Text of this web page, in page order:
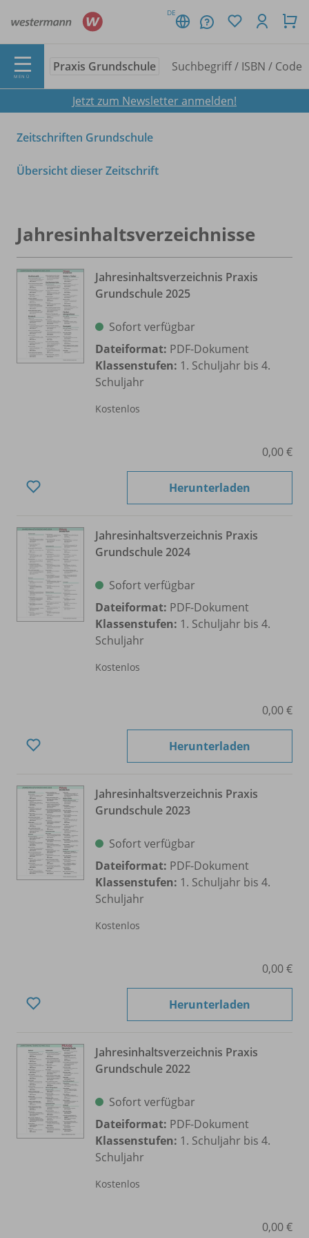
DE
MENÜ
Praxis Grundschule
Jetzt zum Newsletter anmelden!
Zeitschriften Grundschule
Übersicht dieser Zeitschrift
Jahresinhaltsverzeichnisse
Jahresinhaltsverzeichnis Praxis
Grundschule 2025
Sofort verfügbar
Dateiformat: PDF-Dokument
Klassenstufen: 1. Schuljahr bis 4.
Schuljahr
Kostenlos
0,00 €
Herunterladen
Jahresinhaltsverzeichnis Praxis
Grundschule 2024
Sofort verfügbar
Dateiformat: PDF-Dokument
Klassenstufen: 1. Schuljahr bis 4.
Schuljahr
Kostenlos
0,00 €
Herunterladen
Jahresinhaltsverzeichnis Praxis
Grundschule 2023
Sofort verfügbar
Dateiformat: PDF-Dokument
Klassenstufen: 1. Schuljahr bis 4.
Schuljahr
Kostenlos
0,00 €
Herunterladen
Jahresinhaltsverzeichnis Praxis
Grundschule 2022
Sofort verfügbar
Dateiformat: PDF-Dokument
Klassenstufen: 1. Schuljahr bis 4.
Schuljahr
Kostenlos
0,00 €